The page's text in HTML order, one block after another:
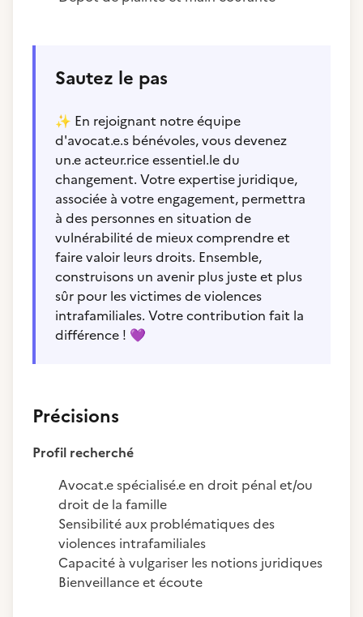
Sautez le pas
✨ En rejoignant notre équipe
d'avocat.e.s bénévoles, vous devenez
un.e acteur.rice essentiel.le du
changement. Votre expertise juridique,
associée à votre engagement, permettra
à des personnes en situation de
vulnérabilité de mieux comprendre et
faire valoir leurs droits. Ensemble,
construisons un avenir plus juste et plus
sûr pour les victimes de violences
intrafamiliales. Votre contribution fait la
différence ! 💜
Précisions
Profil recherché
Avocat.e spécialisé.e en droit pénal et/ou
droit de la famille
Sensibilité aux problématiques des
violences intrafamiliales
Capacité à vulgariser les notions juridiques
Bienveillance et écoute